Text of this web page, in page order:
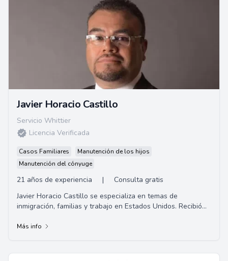
Javier Horacio Castillo
Servicio Whittier
Licencia Verificada
Casos Familiares
Manutención de los hijos
Manutención del cónyuge
21 años de experiencia |
Consulta gratis
Javier Horacio Castillo se especializa en temas de
inmigración, familias y trabajo en Estados Unidos. Recibió
Más info